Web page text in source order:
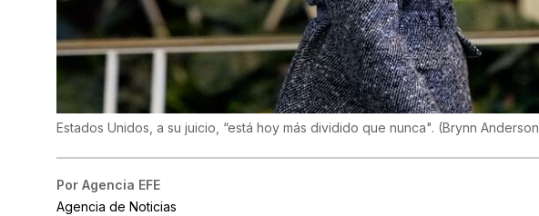
Estados Unidos, a su juicio, “está hoy más dividido que nunca". (Brynn Anderson
Por Agencia EFE
Agencia de Noticias